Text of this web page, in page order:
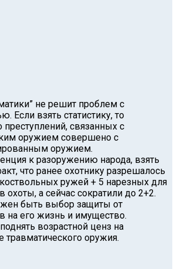
не решит проблем с
Если взять статистику, то
связанных с
оружием совершено с
оружием.
к разоружению народа, взять
что ранее охотнику разрешалось
ружей + 5 нарезных для
охоты, а сейчас сократили до 2+2.
быть выбор защиты от
на его жизнь и имущество.
возрастной ценз на
травматического оружия.